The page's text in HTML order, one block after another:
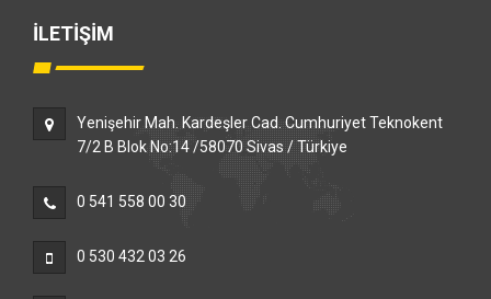
İLETİŞİM
Yenişehir Mah. Kardeşler Cad. Cumhuriyet Teknokent
7/2 B Blok No:14 /58070 Sivas / Türkiye
0 541 558 00 30
0 530 432 03 26